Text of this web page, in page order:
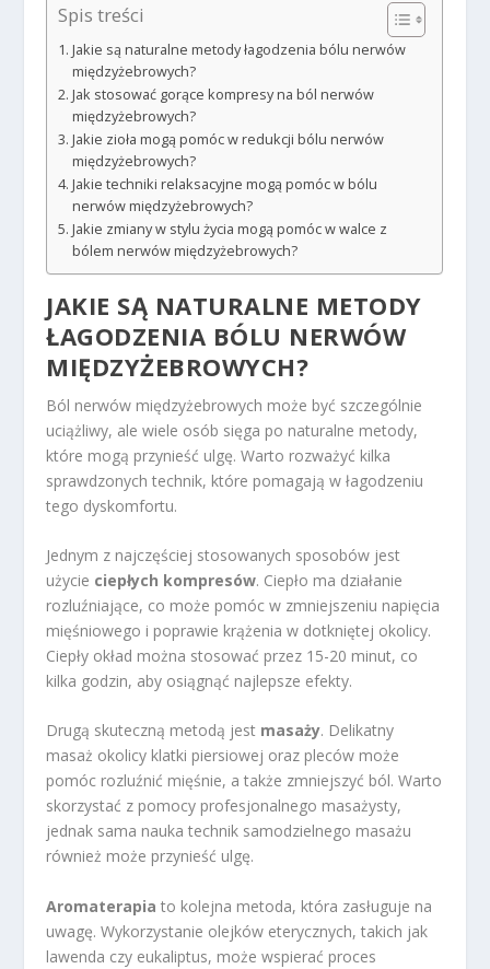
Spis treści
Jakie są naturalne metody łagodzenia bólu nerwów
międzyżebrowych?
Jak stosować gorące kompresy na ból nerwów
międzyżebrowych?
Jakie zioła mogą pomóc w redukcji bólu nerwów
międzyżebrowych?
Jakie techniki relaksacyjne mogą pomóc w bólu
nerwów międzyżebrowych?
Jakie zmiany w stylu życia mogą pomóc w walce z
bólem nerwów międzyżebrowych?
JAKIE SĄ NATURALNE METODY
ŁAGODZENIA BÓLU NERWÓW
MIĘDZYŻEBROWYCH?
Ból nerwów międzyżebrowych może być szczególnie
uciążliwy, ale wiele osób sięga po naturalne metody,
które mogą przynieść ulgę. Warto rozważyć kilka
sprawdzonych technik, które pomagają w łagodzeniu
tego dyskomfortu.
Jednym z najczęściej stosowanych sposobów jest
użycie ciepłych kompresów. Ciepło ma działanie
rozluźniające, co może pomóc w zmniejszeniu napięcia
mięśniowego i poprawie krążenia w dotkniętej okolicy.
Ciepły okład można stosować przez 15-20 minut, co
kilka godzin, aby osiągnąć najlepsze efekty.
Drugą skuteczną metodą jest masaży. Delikatny
masaż okolicy klatki piersiowej oraz pleców może
pomóc rozluźnić mięśnie, a także zmniejszyć ból. Warto
skorzystać z pomocy profesjonalnego masażysty,
jednak sama nauka technik samodzielnego masażu
również może przynieść ulgę.
Aromaterapia to kolejna metoda, która zasługuje na
uwagę. Wykorzystanie olejków eterycznych, takich jak
lawenda czy eukaliptus, może wspierać proces